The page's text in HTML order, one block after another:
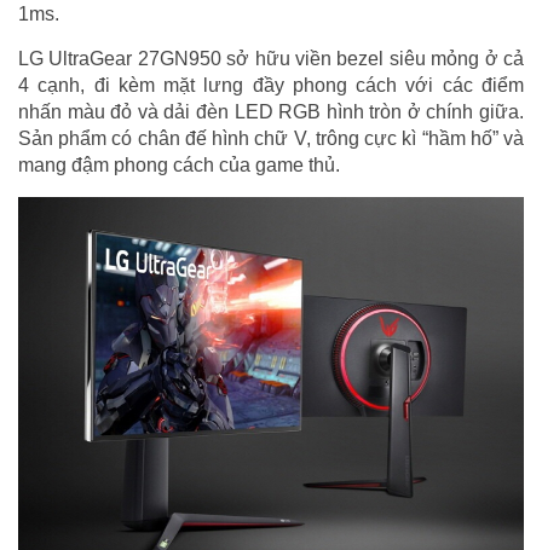
1ms.
LG UltraGear 27GN950 sở hữu viền bezel siêu mỏng ở cả
4 cạnh, đi kèm mặt lưng đầy phong cách với các điểm
nhấn màu đỏ và dải đèn LED RGB hình tròn ở chính giữa.
Sản phẩm có chân đế hình chữ V, trông cực kì “hầm hố” và
mang đậm phong cách của game thủ.